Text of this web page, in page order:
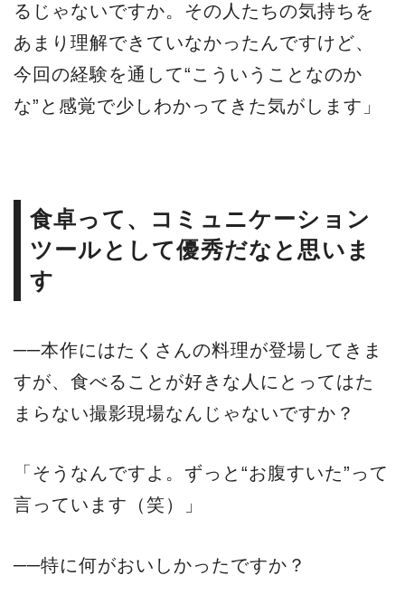
るじゃないですか。その人たちの気持ちを
あまり理解できていなかったんですけど、
今回の経験を通して“こういうことなのか
な”と感覚で少しわかってきた気がします」
食卓って、コミュニケーション
ツールとして優秀だなと思いま
す
──本作にはたくさんの料理が登場してきま
すが、食べることが好きな人にとってはた
まらない撮影現場なんじゃないですか？
「そうなんですよ。ずっと“お腹すいた”って
言っています（笑）」
──特に何がおいしかったですか？